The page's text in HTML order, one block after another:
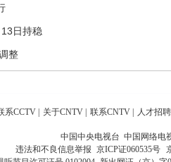
日持稳
整
系CCTV | 关于CNTV | 联系CNTV | 人才招聘
中国中央电视台 中国网络电
违法和不良信息举报 京ICP证060535号